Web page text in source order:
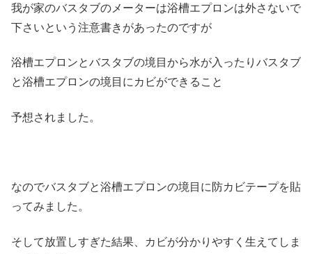
我が家のバスタブのメーターは浴槽エプロンは外さないで
下さいという注意書きがあったのですが
浴槽エプロンとバスタブの境目から水が入ったりバスタブ
と浴槽エプロンの境目にカビができること
予想されました。
なのでバスタブと浴槽エプロンの境目に防カビテープを貼
ってみました。
そして放置しすぎた結果、カビが分かりやすく生えてしま